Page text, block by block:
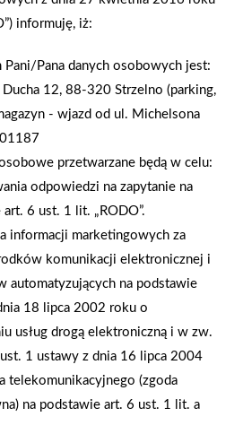
LUBELSKIE
przeprowadziła akcji
w Szkole Podstawowej w
IV-VI. Wraz z policją dzieci były
poruszania się na
oraz posiadaniu karty rowerowej
po drogach i ścieżkach rowerowych.
z zakresu przejścia na drugą
i poruszania się poboczem. Dzieci
opaski odblaskowe jak i
informuję, iż:
Pana danych osobowych jest:
Ducha 12, 88-320 Strzelno (parking,
- wjazd od ul. Michelsona
przetwarzane będą w celu:
odpowiedzi na zapytanie na
6 ust. 1 lit. „RODO”.
informacji marketingowych za
komunikacji elektronicznej i
automatyzujących na podstawie
18 lipca 2002 roku o
usług drogą elektroniczną i w zw.
1 ustawy z dnia 16 lipca 2004
telekomunikacyjnego (zgoda
na podstawie art. 6 ust. 1 lit. a